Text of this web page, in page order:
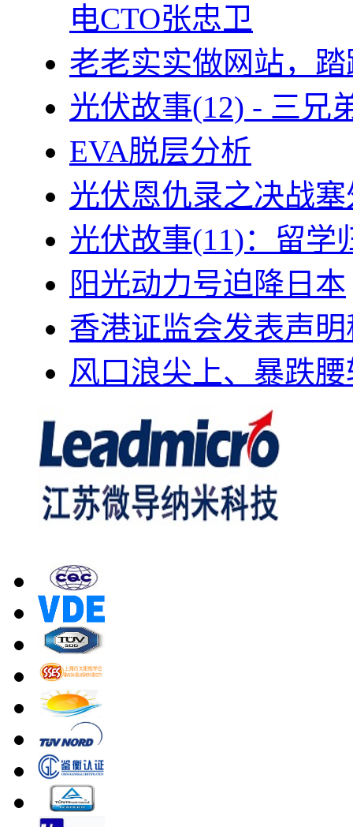
电CTO张忠卫
老老实实做网站，
光伏故事(12) - 三兄
EVA脱层分析
光伏恩仇录之决战
光伏故事(11)：留学
阳光动力号迫降日本
香港证监会发表声
风口浪尖上、暴跌